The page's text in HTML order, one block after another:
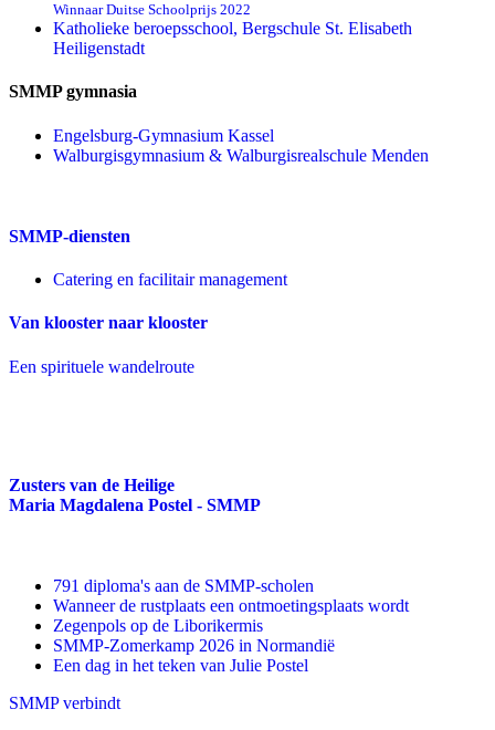
Winnaar Duitse Schoolprijs 2022
Katholieke beroepsschool, Bergschule St. Elisabeth
Heiligenstadt
SMMP gymnasia
Engelsburg-Gymnasium Kassel
Walburgisgymnasium & Walburgisrealschule Menden
SMMP-diensten
Catering en facilitair management
Van klooster naar klooster
Een spirituele wandelroute
Zusters van de Heilige
Maria Magdalena Postel - SMMP
791 diploma's aan de SMMP-scholen
Wanneer de rustplaats een ontmoetingsplaats wordt
Zegenpols op de Liborikermis
SMMP-Zomerkamp 2026 in Normandië
Een dag in het teken van Julie Postel
SMMP verbindt